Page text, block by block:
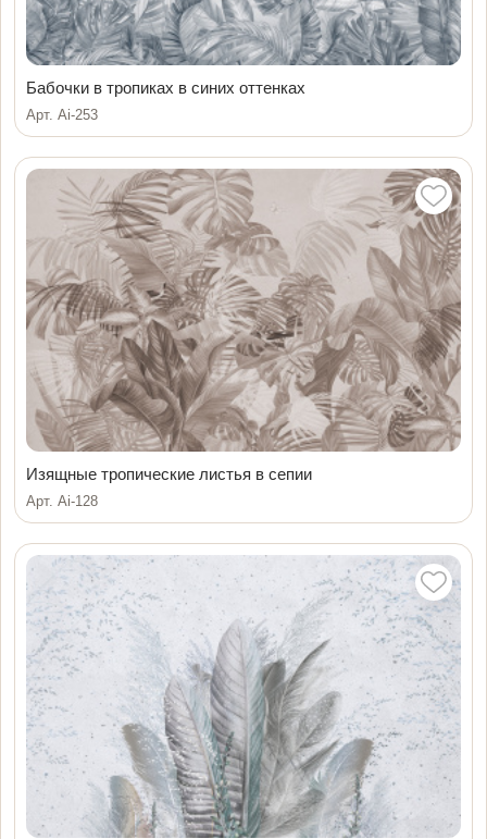
Бабочки в тропиках в синих оттенках
Арт. Ai-253
Изящные тропические листья в сепии
Арт. Ai-128